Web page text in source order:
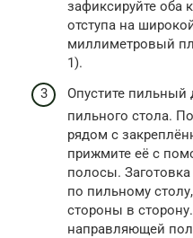
зафиксируйте оба
отступа на
миллиметровый
1).
Опустите пильный
пильного стола.
рядом с
прижмите её с
полосы.
по пильному
стороны в
направляющей